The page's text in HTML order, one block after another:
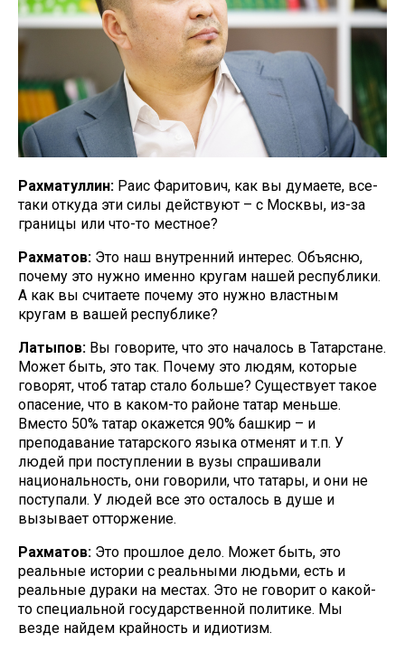
Рахматуллин: Раис Фаритович, как вы думаете, все-
таки откуда эти силы действуют – с Москвы, из-за
границы или что-то местное?
Рахматов: Это наш внутренний интерес. Объясню,
почему это нужно именно кругам нашей республики.
А как вы считаете почему это нужно властным
кругам в вашей республике?
Латыпов: Вы говорите, что это началось в Татарстане.
Может быть, это так. Почему это людям, которые
говорят, чтоб татар стало больше? Существует такое
опасение, что в каком-то районе татар меньше.
Вместо 50% татар окажется 90% башкир – и
преподавание татарского языка отменят и т.п. У
людей при поступлении в вузы спрашивали
национальность, они говорили, что татары, и они не
поступали. У людей все это осталось в душе и
вызывает отторжение.
Рахматов: Это прошлое дело. Может быть, это
реальные истории с реальными людьми, есть и
реальные дураки на местах. Это не говорит о какой-
то специальной государственной политике. Мы
везде найдем крайность и идиотизм.